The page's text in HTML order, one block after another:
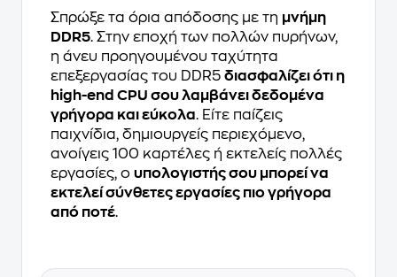
Σπρώξε τα όρια απόδοσης με τη μνήμη
DDR5. Στην εποχή των πολλών πυρήνων,
η άνευ προηγουμένου ταχύτητα
επεξεργασίας του DDR5 διασφαλίζει ότι η
high-end CPU σου λαμβάνει δεδομένα
γρήγορα και εύκολα. Είτε παίζεις
παιχνίδια, δημιουργείς περιεχόμενο,
ανοίγεις 100 καρτέλες ή εκτελείς πολλές
εργασίες, ο υπολογιστής σου μπορεί να
εκτελεί σύνθετες εργασίες πιο γρήγορα
από ποτέ.